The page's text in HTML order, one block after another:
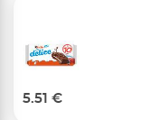
5.51 €